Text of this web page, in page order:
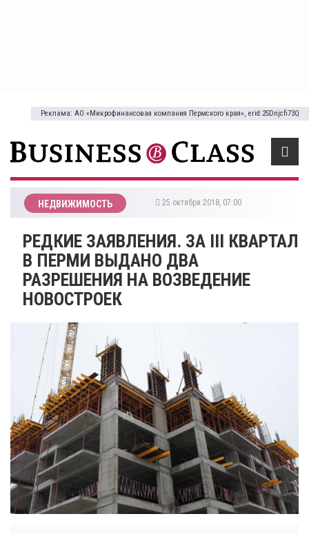
Реклама: АО «Микрофинансовая компания Пермского края», erid:2SDnjcfi73Q
НЕДВИЖИМОСТЬ 25 октября 2018, 07:00
РЕДКИЕ ЗАЯВЛЕНИЯ. ЗА III КВАРТАЛ
В ПЕРМИ ВЫДАНО ДВА
РАЗРЕШЕНИЯ НА ВОЗВЕДЕНИЕ
НОВОСТРОЕК